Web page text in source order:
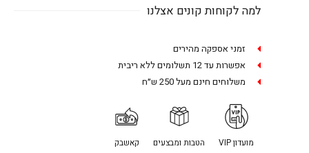
למה לקוחות קונים אצלנו
זמני אספקה מהירים
אפשרות עד 12 תשלומים ללא ריבית
משלוחים חינם מעל 250 ש״ח
מועדון VIP הטבות ומבצעים קאשבק